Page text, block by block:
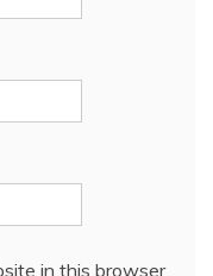
in this browser